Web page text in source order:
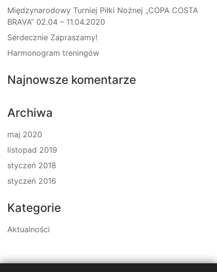
Międzynarodowy Turniej Piłki Nożnej „COPA COSTA
BRAVA” 02.04 – 11.04.2020
Serdecznie Zapraszamy!
Harmonogram treningów
Najnowsze komentarze
Archiwa
maj 2020
listopad 2019
styczeń 2018
styczeń 2016
Kategorie
Aktualności